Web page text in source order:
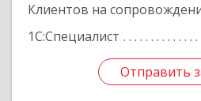
Клиентов на
1С:Специалист
Отправить
Отправить